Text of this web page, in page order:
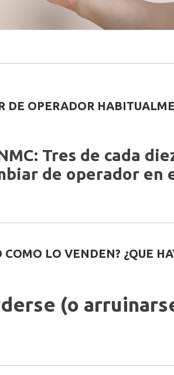
DE OPERADOR
Tres de cada
de operador en
LO VENDEN? ¿QUE
(o